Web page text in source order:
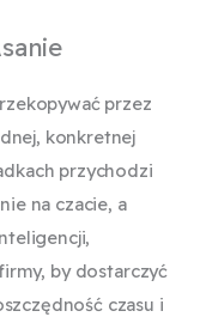
przez
konkretnej
przychodzi
na czacie, a
by dostarczyć
czasu i